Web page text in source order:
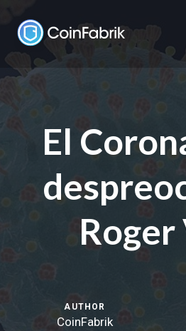
links to
content
El
Roger
AUTHOR
CoinFabrik